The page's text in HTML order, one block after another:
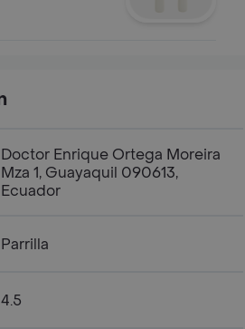
Doctor Enrique Ortega Moreira
Mza 1, Guayaquil 090613,
Ecuador
Parrilla
4.5